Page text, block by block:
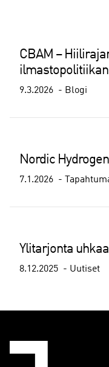
CBAM –
9.3.2026 Blogi
Nordic
7.1.2026
Ylitarjonta
8.12.2025 Uutiset